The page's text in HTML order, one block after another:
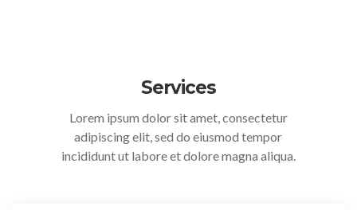
Services
Lorem ipsum dolor sit amet, consectetur
adipiscing elit, sed do eiusmod tempor
incididunt ut labore et dolore magna aliqua.